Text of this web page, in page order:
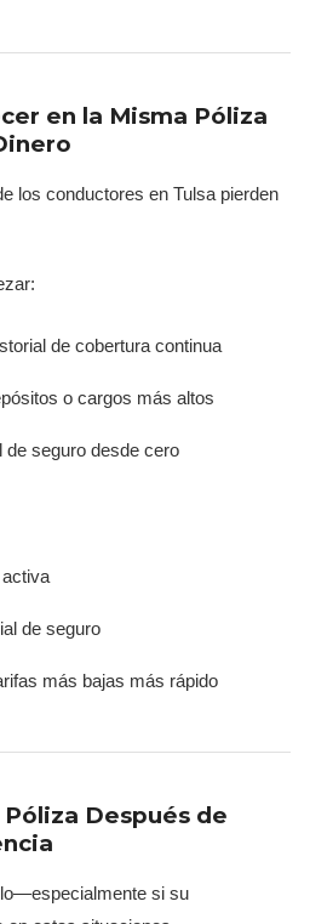
en la Misma Póliza
los conductores en Tulsa pierden
de cobertura continua
o cargos más altos
de seguro desde cero
de seguro
más bajas más rápido
Después de
si su